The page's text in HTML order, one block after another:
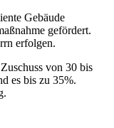
Gebäude
gefördert.
erfolgen.
von 30 bis
es bis zu 35%.